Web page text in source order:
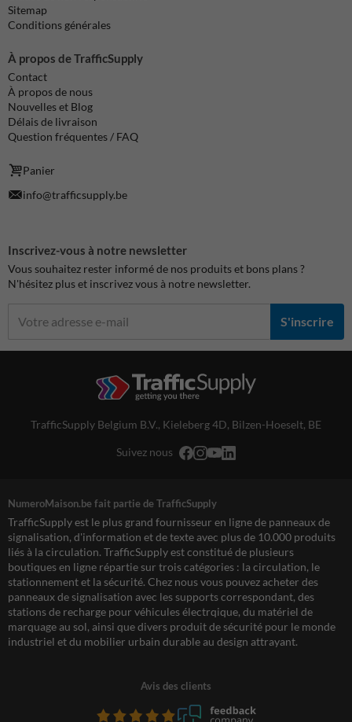
Sitemap
Conditions générales
À propos de TrafficSupply
Contact
À propos de nous
Nouvelles et Blog
Délais de livraison
Question fréquentes / FAQ
Panier
info@trafficsupply.be
Inscrivez-vous à notre newsletter
Vous souhaitez rester informé de nos produits et bons plans ?
N'hésitez plus et inscrivez vous à notre newsletter.
S'inscrire
TrafficSupply Belgium B.V., Kieleberg 4D, Bilzen-Hoeselt, BE
Suivez nous
NumeroMaison.be fait partie de TrafficSupply
TrafficSupply est le plus grand fournisseur en ligne de panneaux de
signalisation, d'information et de texte avec plus de 10.000 produits
liés à la circulation. TrafficSupply est constitué de plusieurs
boutiques en ligne répartie sur trois catégories : la circulation, le
stationnement et la sécurité. Chez nous vous pouvez acheter des
panneaux de signalisation avec les supports correspondant, des
stations de recharge pour véhicules électrqique, du matériel de
marquage au sol, ainsi que divers produit de sécurité pour le monde
industriel et du mobilier urbain durable au design attrayant.
Avis des clients